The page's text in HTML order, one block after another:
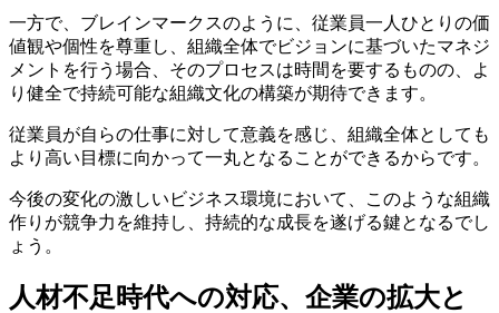
一方で、ブレインマークスのように、従業員一人ひとりの価
値観や個性を尊重し、組織全体でビジョンに基づいたマネジ
メントを行う場合、そのプロセスは時間を要するものの、よ
り健全で持続可能な組織文化の構築が期待できます。
従業員が自らの仕事に対して意義を感じ、組織全体としても
より高い目標に向かって一丸となることができるからです。
今後の変化の激しいビジネス環境において、このような組織
作りが競争力を維持し、持続的な成長を遂げる鍵となるでし
ょう。
人材不足時代への対応、企業の拡大と